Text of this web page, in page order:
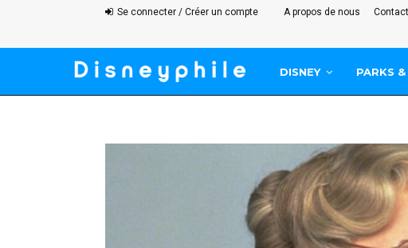
Se connecter / Créer un compte A propos de nous Contact
DISNEY PARKS